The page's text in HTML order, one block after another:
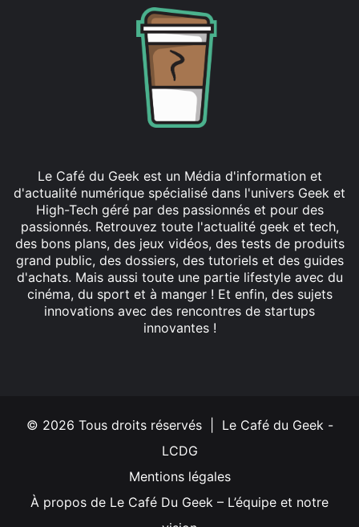
Le Café du Geek est un Média d'information et
d'actualité numérique spécialisé dans l'univers Geek et
High-Tech géré par des passionnés et pour des
passionnés. Retrouvez toute l'actualité geek et tech,
des bons plans, des jeux vidéos, des tests de produits
grand public, des dossiers, des tutoriels et des guides
d'achats. Mais aussi toute une partie lifestyle avec du
cinéma, du sport et à manger ! Et enfin, des sujets
innovations avec des rencontres de startups
innovantes !
© 2026 Tous droits réservés | Le Café du Geek -
LCDG
Mentions légales
À propos de Le Café Du Geek – L’équipe et notre